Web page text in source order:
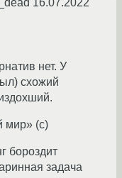
16.07.2022
нет. У
схожий
мир» (с)
бороздит
задача